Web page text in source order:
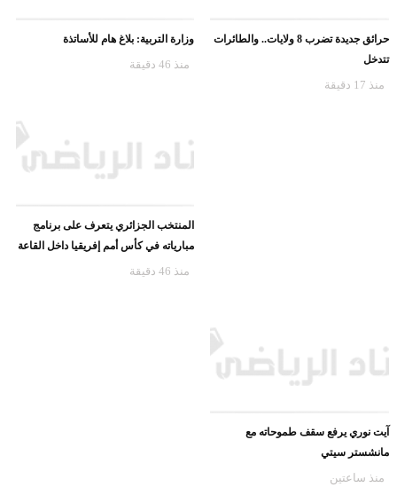
حرائق جديدة تضرب 8 ولايات.. والطائرات
تتدخل
منذ 17 دقيقة
وزارة التربية: بلاغ هام للأساتذة
منذ 46 دقيقة
المنتخب الجزائري يتعرف على برنامج
مبارياته في كأس أمم إفريقيا داخل القاعة
منذ 46 دقيقة
آيت نوري يرفع سقف طموحاته مع
مانشستر سيتي
منذ ساعتين